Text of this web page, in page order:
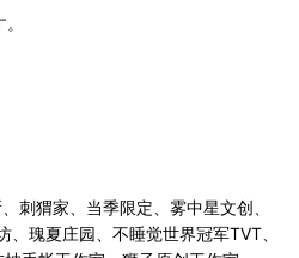
猬家、当季限定、雾中星文创、
瑰夏庄园、不睡觉世界冠军TVT、